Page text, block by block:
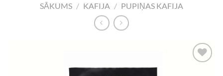
SĀKUMS / KAFIJA / PUPIŅAS KAFIJA